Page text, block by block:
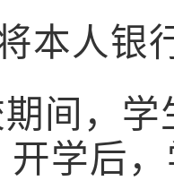
本人银
间，
开学后